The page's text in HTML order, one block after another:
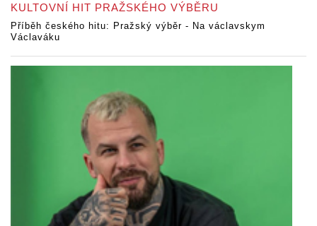
KULTOVNÍ HIT PRAŽSKÉHO VÝBĚRU
Příběh českého hitu: Pražský výběr - Na václavskym
Václaváku